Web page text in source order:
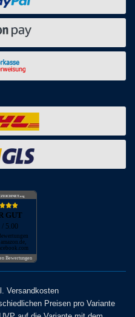
.org
GUT
/ 5.00
Bewertungen
Versandkosten
Preisen pro Variante